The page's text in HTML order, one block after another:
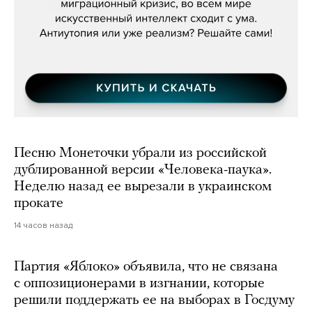
Песню Монеточки убрали из российской
дублированной версии «Человека-паука».
Неделю назад ее вырезали в украинском
прокате
14 часов назад
Партия «Яблоко» объявила, что не связана
с оппозиционерами в изгнании, которые
решили поддержать ее на выборах в Госдуму